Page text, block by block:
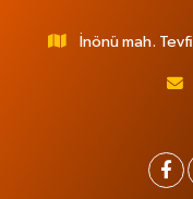
İnönü mah.